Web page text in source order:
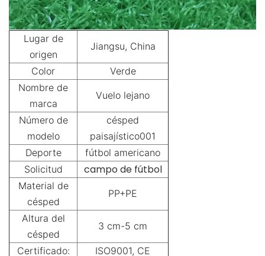
Lugar de
origen
Jiangsu, China
Color
Verde
Nombre de
marca
Vuelo lejano
Número de
modelo
césped
paisajístico001
Deporte
fútbol americano
Solicitud
campo de fútbol
Material de
césped
PP+PE
Altura del
césped
3 cm-5 cm
Certificado: ISO9001, CE